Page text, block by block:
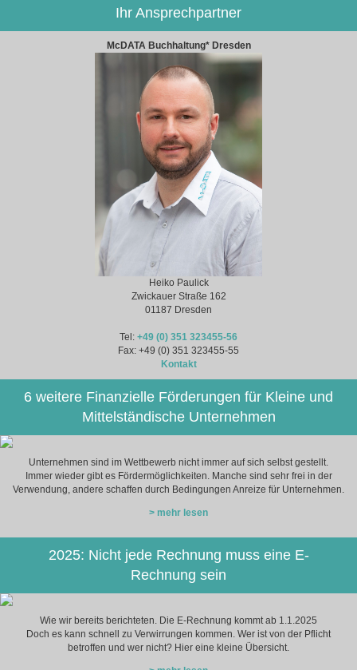
Ihr Ansprechpartner
McDATA Buchhaltung* Dresden
Heiko Paulick
Zwickauer Straße 162
01187 Dresden
Tel: +49 (0) 351 323455-56
Fax: +49 (0) 351 323455-55
Kontakt
6 weitere Finanzielle Förderungen für Kleine und
Mittelständische Unternehmen
Unternehmen sind im Wettbewerb nicht immer auf sich selbst gestellt.
Immer wieder gibt es Fördermöglichkeiten. Manche sind sehr frei in der
Verwendung, andere schaffen durch Bedingungen Anreize für Unternehmen.
> mehr lesen
2025: Nicht jede Rechnung muss eine E-
Rechnung sein
Wie wir bereits berichteten. Die E-Rechnung kommt ab 1.1.2025
Doch es kann schnell zu Verwirrungen kommen. Wer ist von der Pflicht
betroffen und wer nicht? Hier eine kleine Übersicht.